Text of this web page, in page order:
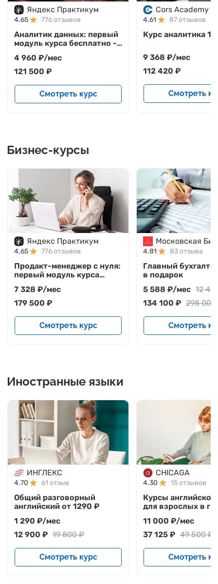
Яндекс Практикум
4.65 776 отзывов
Аналитик данных: первый
модуль курса бесплатно -
начни бесплатно
4 960 ₽/мес
121 500 ₽
Смотреть курс
Cors Academy
4.61 87 отзывов
Курс аналитика 1С
9 368 ₽/мес
112 420 ₽
Смотреть
Бизнес-курсы
Яндекс Практикум
4.65 776 отзывов
Продакт-менеджер с нуля:
первый модуль курса
бесплатно - начни
бесплатно
7 328 ₽/мес
179 500 ₽
Смотреть курс
4.81 83 отзыва
Главный
в подарок
5 588 ₽/мес 12
134 100 ₽ 298 000
Смотреть
Иностранные языки
ИНГЛЕКС
4.70 61 отзыв
Общий разговорный
английский от 1290 ₽
1 290 ₽/мес
12 900 ₽ 19 800 ₽
Смотреть курс
CHICAGA
4.30 15 отзывов
Курсы
для взрослых в
11 000 ₽/мес
37 125 ₽ 49 500 ₽
Смотреть